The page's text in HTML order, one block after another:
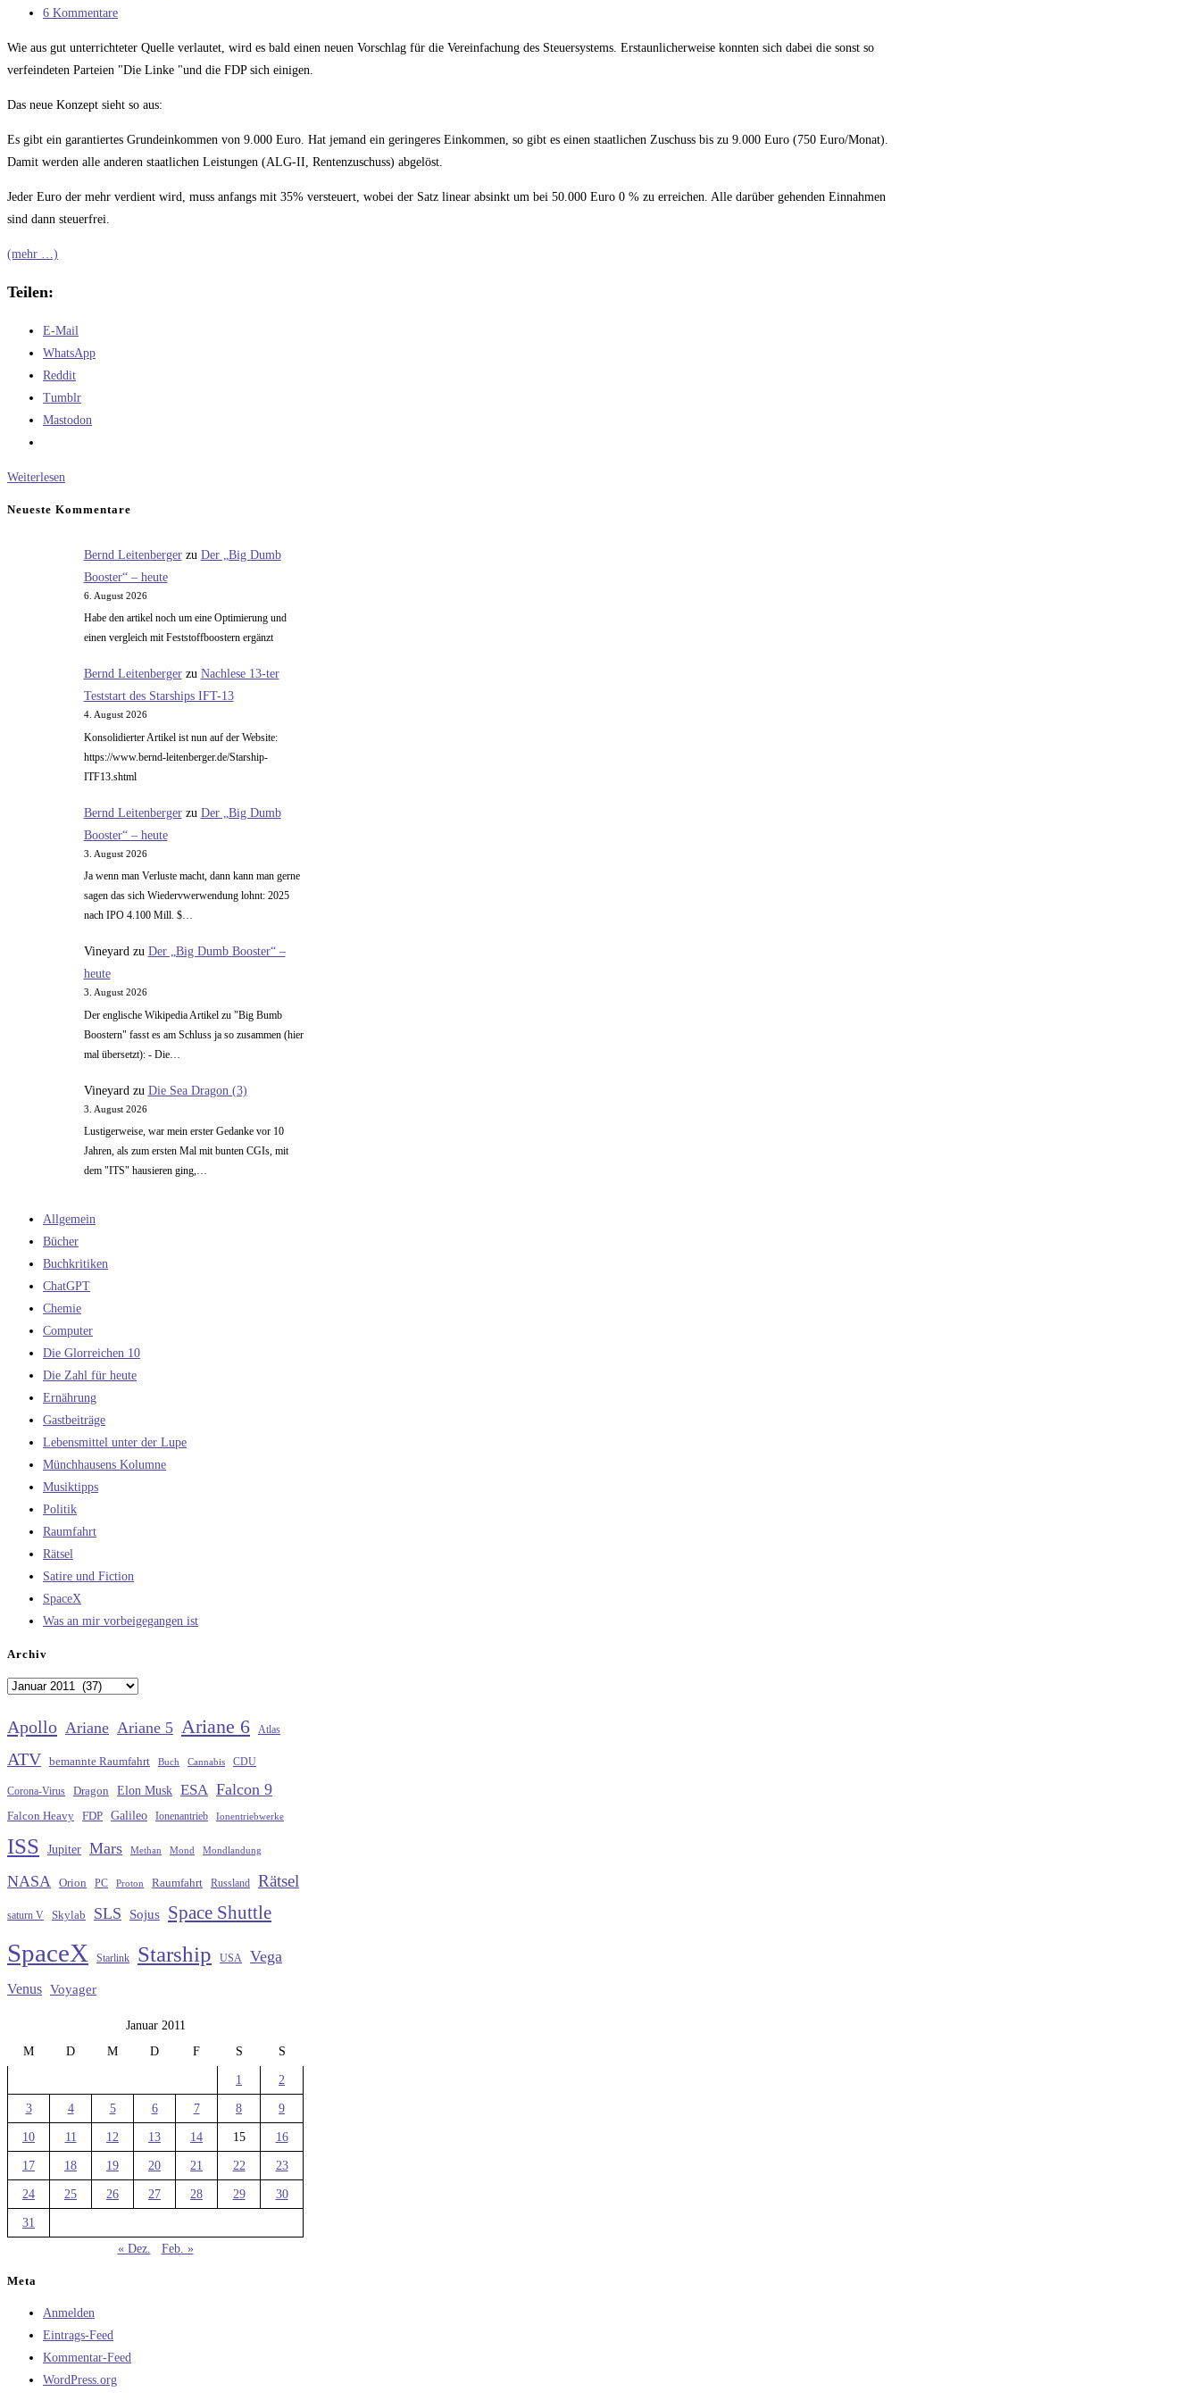
Kategorie:
Beitrags-
6 Kommentare
Wie aus gut unterrichteter Quelle verlautet, wird es bald einen neuen Vorschlag für die Vereinfachung des Steuersystems. Erstaunlicherweise konnten sich dabei die sonst so
verfeindeten Parteien "Die Linke "und die FDP sich einigen.
Das neue Konzept sieht so aus:
Es gibt ein garantiertes Grundeinkommen von 9.000 Euro. Hat jemand ein geringeres Einkommen, so gibt es einen staatlichen Zuschuss bis zu 9.000 Euro (750 Euro/Monat).
Damit werden alle anderen staatlichen Leistungen (ALG-II, Rentenzuschuss) abgelöst.
Jeder Euro der mehr verdient wird, muss anfangs mit 35% versteuert, wobei der Satz linear absinkt um bei 50.000 Euro 0 % zu erreichen. Alle darüber gehenden Einnahmen
sind dann steuerfrei.
(mehr …)
Teilen:
E-Mail
WhatsApp
Reddit
Tumblr
Mastodon
Weiterlesen
Linken
Neueste Kommentare
Bernd Leitenbergerzu Der „Big Dumb
Booster“ – heute
6. August 2026
Habe den artikel noch um eine Optimierung und
einen vergleich mit Feststoffboostern ergänzt
Bernd Leitenbergerzu Nachlese 13-ter
Teststart des Starships IFT-13
4. August 2026
Konsolidierter Artikel ist nun auf der Website:
https://www.bernd-leitenberger.de/Starship-
ITF13.shtml
Bernd Leitenbergerzu Der „Big Dumb
Booster“ – heute
3. August 2026
Ja wenn man Verluste macht, dann kann man gerne
sagen das sich Wiedervwerwendung lohnt: 2025
nach IPO 4.100 Mill. $…
Vineyardzu Der „Big Dumb Booster“ –
heute
3. August 2026
Der englische Wikipedia Artikel zu "Big Bumb
Boostern" fasst es am Schluss ja so zusammen (hier
mal übersetzt): - Die…
Vineyard zu Die Sea Dragon (3)
3. August 2026
Lustigerweise, war mein erster Gedanke vor 10
Jahren, als zum ersten Mal mit bunten CGIs, mit
dem "ITS" hausieren ging,…
Allgemein
Bücher
Buchkritiken
ChatGPT
Chemie
Computer
Die Glorreichen 10
Die Zahl für heute
Ernährung
Gastbeiträge
Lebensmittel unter der Lupe
Münchhausens Kolumne
Musiktipps
Politik
Raumfahrt
Rätsel
Satire und Fiction
SpaceX
Was an mir vorbeigegangen ist
Archiv
Archiv
Apollo Ariane Ariane 5 Ariane 6 Atlas
ATV bemannte Raumfahrt Buch Cannabis CDU
Corona-Virus Dragon Elon Musk ESA Falcon 9
Falcon Heavy FDP Galileo Ionenantrieb Ionentriebwerke
ISS Jupiter Mars Methan Mond Mondlandung
NASA Orion PC Proton Raumfahrt Russland Rätsel
saturn V Skylab SLS Sojus Space Shuttle
SpaceX Starlink Starship USA Vega
Venus Voyager
Januar 2011
M
D M D F S S
1 2
3 4 5 6 7 8 9
10 11 12 13 14 15 16
17 18 19 20 21 22 23
24 25 26 27 28 29 30
31
« Dez.
Feb. »
Meta
Anmelden
Eintrags-Feed
Kommentar-Feed
WordPress.org